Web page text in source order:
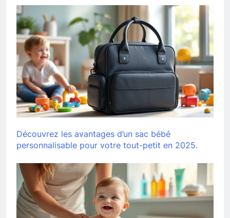
Découvrez les avantages d’un sac bébé
personnalisable pour votre tout-petit en 2025.